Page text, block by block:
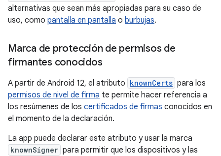
alternativas que sean más apropiadas para su caso de
uso, como pantalla en pantalla o burbujas.
Marca de protección de permisos de
firmantes conocidos
A partir de Android 12, el atributo knownCerts para los
permisos de nivel de firma te permite hacer referencia a
los resúmenes de los certificados de firmas conocidos en
el momento de la declaración.
La app puede declarar este atributo y usar la marca
knownSigner para permitir que los dispositivos y las